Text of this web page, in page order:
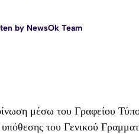
by NewsOk Team
μέσω του Γραφείου
υπόθεσης του Γενικού